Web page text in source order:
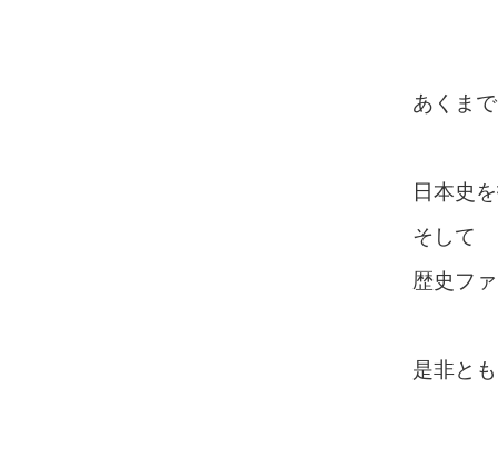
あくま
日本史
そして
歴史フ
是非と